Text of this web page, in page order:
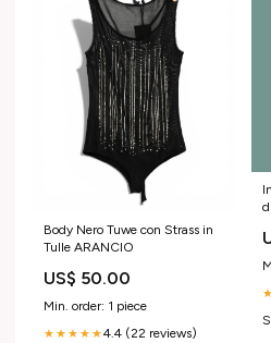
Body Nero Tuwe con Strass in
Tulle ARANCIO
US$ 50.00
Min. order: 1 piece
★★★★★4.4 (22 reviews)